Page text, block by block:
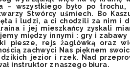
– wszystkiego było po trochu,
Stwórcy uśmiech. Bo
i ludzi, a ci chodzili za nim i
i jej mieszkańcy zyskali
między innymi : gry i zabawy
piesze, rejs żaglówką oraz
zachwyci Nas pięknem
jezior i rzek. Nad
instruktor z naszego biura.